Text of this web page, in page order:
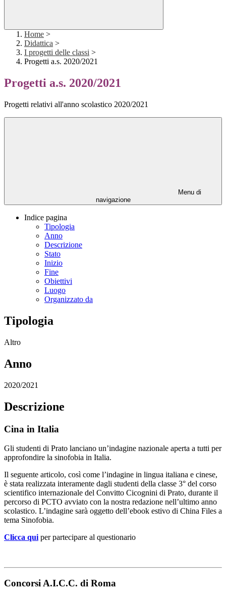
Home >
Didattica >
I progetti delle classi >
Progetti a.s. 2020/2021
Progetti a.s. 2020/2021
Progetti relativi all'anno scolastico 2020/2021
Menu di
navigazione
Indice pagina
Tipologia
Anno
Descrizione
Stato
Inizio
Fine
Obiettivi
Luogo
Organizzato da
Tipologia
Altro
Anno
2020/2021
Descrizione
Cina in Italia
Gli studenti di Prato lanciano un’indagine nazionale aperta a tutti per
approfondire la sinofobia in Italia.
Il seguente articolo, così come l’indagine in lingua italiana e cinese,
è stata realizzata interamente dagli studenti della classe 3° del corso
scientifico internazionale del Convitto Cicognini di Prato, durante il
percorso di PCTO avviato con la nostra redazione nell’ultimo anno
scolastico. L’indagine sarà oggetto dell’ebook estivo di China Files a
tema Sinofobia.
Clicca qui per partecipare al questionario
Concorsi A.I.C.C. di Roma